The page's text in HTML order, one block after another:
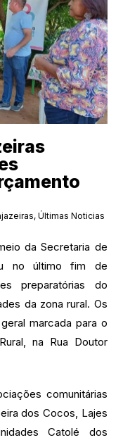
,Últimas Noticias
da Secretaria de
no último fim de
preparatórias do
da zona rural. Os
marcada para o
na Rua Doutor
comunitárias
dos Cocos, Lajes
Catolé dos